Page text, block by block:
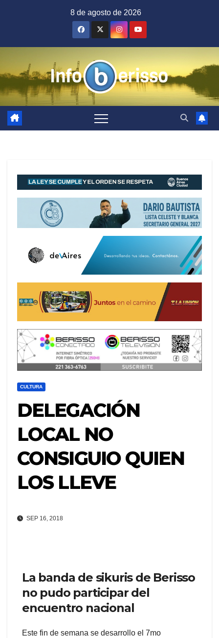
8 de agosto de 2026
CULTURA
DELEGACIÓN
LOCAL NO
CONSIGUIO QUIEN
LOS LLEVE
SEP 16, 2018
La banda de sikuris de Berisso
no pudo participar del
encuentro nacional
Este fin de semana se desarrollo el 7mo